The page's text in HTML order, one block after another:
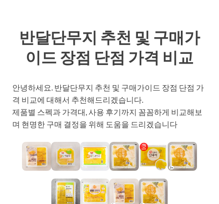
반달단무지 추천 및 구매가
이드 장점 단점 가격 비교
안녕하세요. 반달단무지 추천 및 구매가이드 장점 단점 가
격 비교에 대해서 추천해드리겠습니다.
제품별 스펙과 가격대, 사용 후기까지 꼼꼼하게 비교해보
며 현명한 구매 결정을 위해 도움을 드리겠습니다